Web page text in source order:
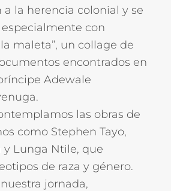
a la herencia colonial y se
con
maleta”, un collage de
encontrados en
Adewale
las obras de
como Stephen Tayo,
y Lunga Ntile, que
de raza y género.
jornada,